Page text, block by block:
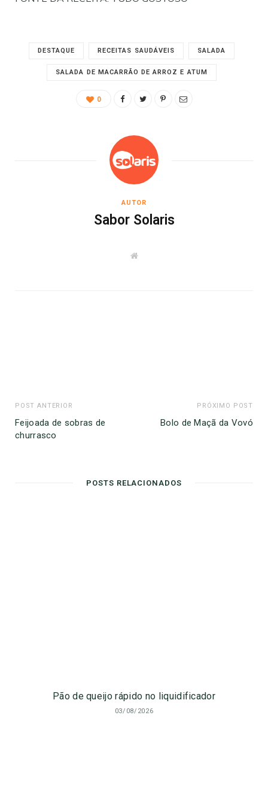
DESTAQUE RECEITAS SAUDÁVEIS SALADA
SALADA DE MACARRÃO DE ARROZ E ATUM
0
AUTOR
Sabor Solaris
W
POST ANTERIOR
Feijoada de sobras de
churrasco
PRÓXIMO POST
Bolo de Maçã da Vovó
POSTS RELACIONADOS
Pão de queijo rápido no liquidificador
03/08/2026